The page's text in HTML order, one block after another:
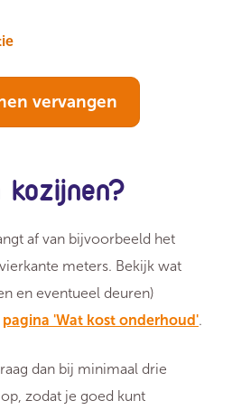
vervangen
af van bijvoorbeeld het
meters. Bekijk wat
en eventueel deuren)
pagina 'Wat kost onderhoud'.
dan bij minimaal drie
zodat je goed kunt